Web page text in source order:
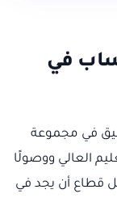
في
في مجموعة
العالي ووصولًا
قطاع أن يجد في